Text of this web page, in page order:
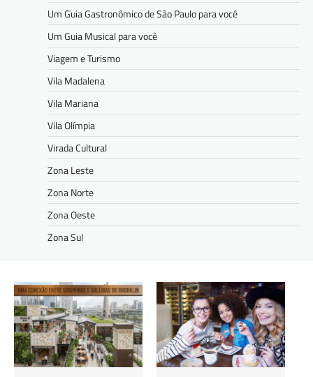
Um Guia Gastronômico de São Paulo para você
Um Guia Musical para você
Viagem e Turismo
Vila Madalena
Vila Mariana
Vila Olímpia
Virada Cultural
Zona Leste
Zona Norte
Zona Oeste
Zona Sul